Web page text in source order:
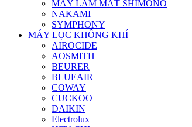
MÁY LÀM MÁT SHIMONO
NAKAMI
SYMPHONY
MÁY LỌC KHÔNG KHÍ
AIROCIDE
AOSMITH
BEURER
BLUEAIR
COWAY
CUCKOO
DAIKIN
Electrolux